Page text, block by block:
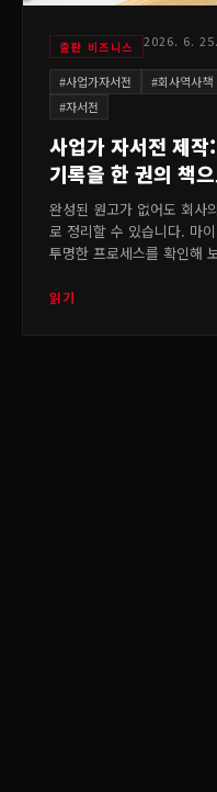
출판 비즈니스 2026. 6. 25.
#사업가자서전 #회사역사책
#자서전
사업가 자서전 제
기록을 한 권의 책
완성된 원고가 없어도 회사
로 정리할 수 있습니다. 마
투명한 프로세스를 확인해
읽기